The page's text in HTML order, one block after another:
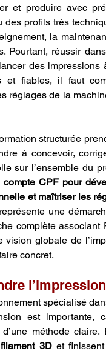
et produire avec
profils très
la
Pourtant, réussir
des impressions
et fiables, il faut
réglages de la
structurée
à concevoir,
CPF pour
et maîtriser les
une
complète associant
globale de
concret.
spécialisé
est importante,
méthode
filament 3D et finissent